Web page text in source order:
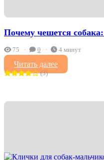
Почему чешется
75 0 4 минут
Читать далее
(3)